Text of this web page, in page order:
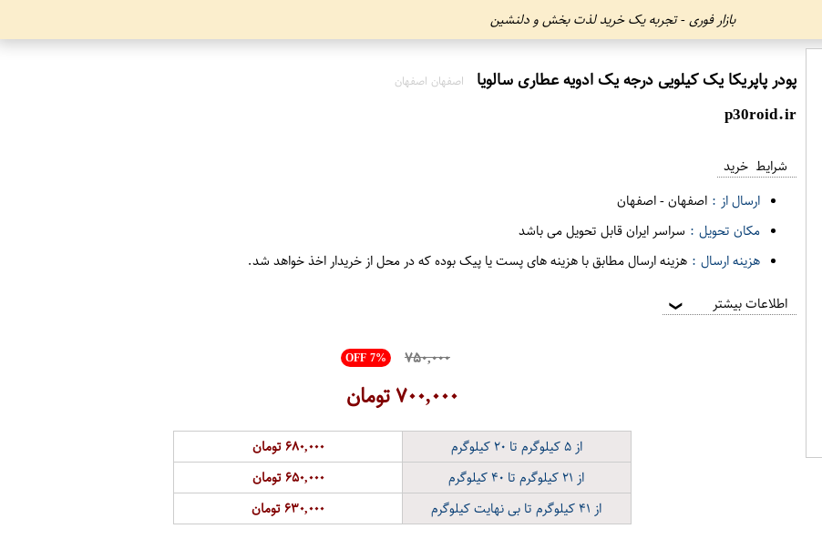
بازار فوری - تجربه یک خرید لذت بخش و دلنشین
پودر پاپریکا یک کیلویی درجه یک ادویه عطاری سالویا اصفهان اصفهان
p30roid.ir
شرایط خرید
ارسال از : اصفهان-اصفهان
مکان تحویل : سراسر ایران قابل تحویل می باشد
هزینه ارسال : هزینه ارسال مطابق با هزینه های پست یا پیک بوده که در محل از خریدار اخذ خواهد شد.
اطلاعات بیشتر ❯
OFF 7% ۷۵۰,۰۰۰
۷۰۰,۰۰۰تومان
از۵کیلوگرم تا ۲۰ کیلوگرم
۶۸۰,۰۰۰ تومان
از ۲۱ کیلوگرم تا ۴۰ کیلوگرم
۶۵۰,۰۰۰ تومان
از ۴۱ کیلوگرم تا بی نهایت کیلوگرم ۶۳۰,۰۰۰ تومان